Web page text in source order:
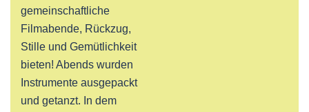
gemeinschaftliche
Filmabende, Rückzug,
Stille und Gemütlichkeit
bieten! Abends wurden
Instrumente ausgepackt
und getanzt. In dem